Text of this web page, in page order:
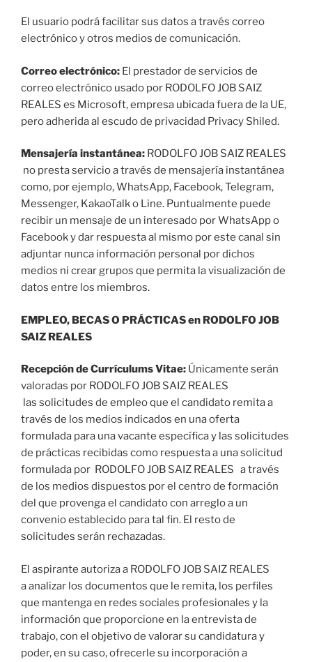
El usuario podrá facilitar sus datos a través correo
electrónico y otros medios de comunicación.
Correo electrónico: El prestador de servicios de
correo electrónico usado por RODOLFO JOB SAIZ
REALES es Microsoft, empresa ubicada fuera de la UE,
pero adherida al escudo de privacidad Privacy Shiled.
Mensajería instantánea: RODOLFO JOB SAIZ REALES
no presta servicio a través de mensajería instantánea
como, por ejemplo, WhatsApp, Facebook, Telegram,
Messenger, KakaoTalk o Line. Puntualmente puede
recibir un mensaje de un interesado por WhatsApp o
Facebook y dar respuesta al mismo por este canal sin
adjuntar nunca información personal por dichos
medios ni crear grupos que permita la visualización de
datos entre los miembros.
EMPLEO, BECAS O PRÁCTICAS en RODOLFO JOB
SAIZ REALES
Recepción de Currículums Vitae: Únicamente serán
valoradas por RODOLFO JOB SAIZ REALES
las solicitudes de empleo que el candidato remita a
través de los medios indicados en una oferta
formulada para una vacante específica y las solicitudes
de prácticas recibidas como respuesta a una solicitud
formulada por RODOLFO JOB SAIZ REALES a través
de los medios dispuestos por el centro de formación
del que provenga el candidato con arreglo a un
convenio establecido para tal fin. El resto de
solicitudes serán rechazadas.
El aspirante autoriza a RODOLFO JOB SAIZ REALES
a analizar los documentos que le remita, los perfiles
que mantenga en redes sociales profesionales y la
información que proporcione en la entrevista de
trabajo, con el objetivo de valorar su candidatura y
poder, en su caso, ofrecerle su incorporación a